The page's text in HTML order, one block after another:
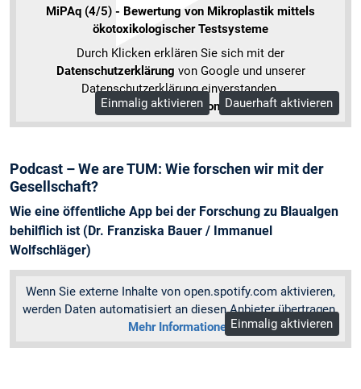
MiPAq (4/5) - Bewertung von Mikroplastik mittels
ökotoxikologischer Testsysteme
Durch Klicken erklären Sie sich mit der
Datenschutzerklärung von Google und unserer
Datenschutzerklärung einverstanden.
Mehr Informationen
Einmalig aktivieren Dauerhaft aktivieren
Podcast – We are TUM: Wie forschen wir mit der
Gesellschaft?
Wie eine öffentliche App bei der Forschung zu Blaualgen
behilflich ist (Dr. Franziska Bauer / Immanuel
Wolfschläger)
Wenn Sie externe Inhalte von open.spotify.com aktivieren,
werden Daten automatisiert an diesen Anbieter übertragen.
Mehr InformationenEinmalig aktivieren